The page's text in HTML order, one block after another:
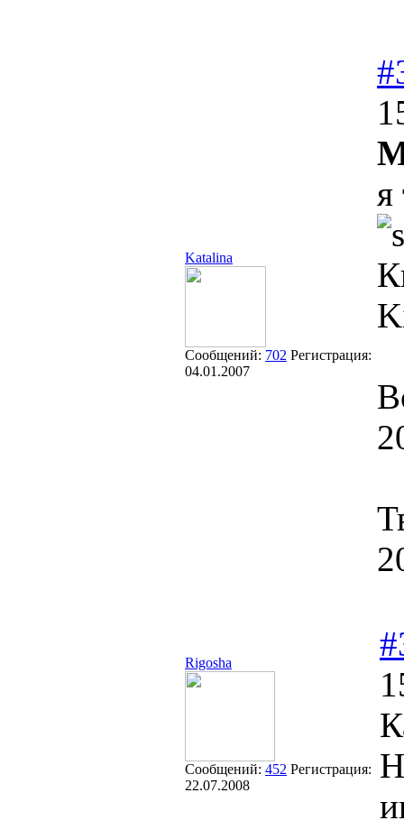
Katalina
Сообщений: 702 Регистрация:
04.01.2007
я
Rigosha
Сообщений: 452 Регистрация:
22.07.2008